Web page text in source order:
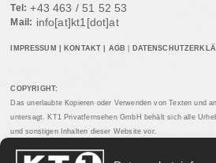
Tel: +43 463 / 51 52 53
Mail: info[at]kt1[dot]at
IMPRESSUM KONTAKT AGB
COPYRIGHT:
Das unerlaubte Kopieren oder Verwenden von Texten und
untersagt. KT1 Privatfernsehen GmbH behält sich alle
und sonstigen Inhalten dieser Website vor.